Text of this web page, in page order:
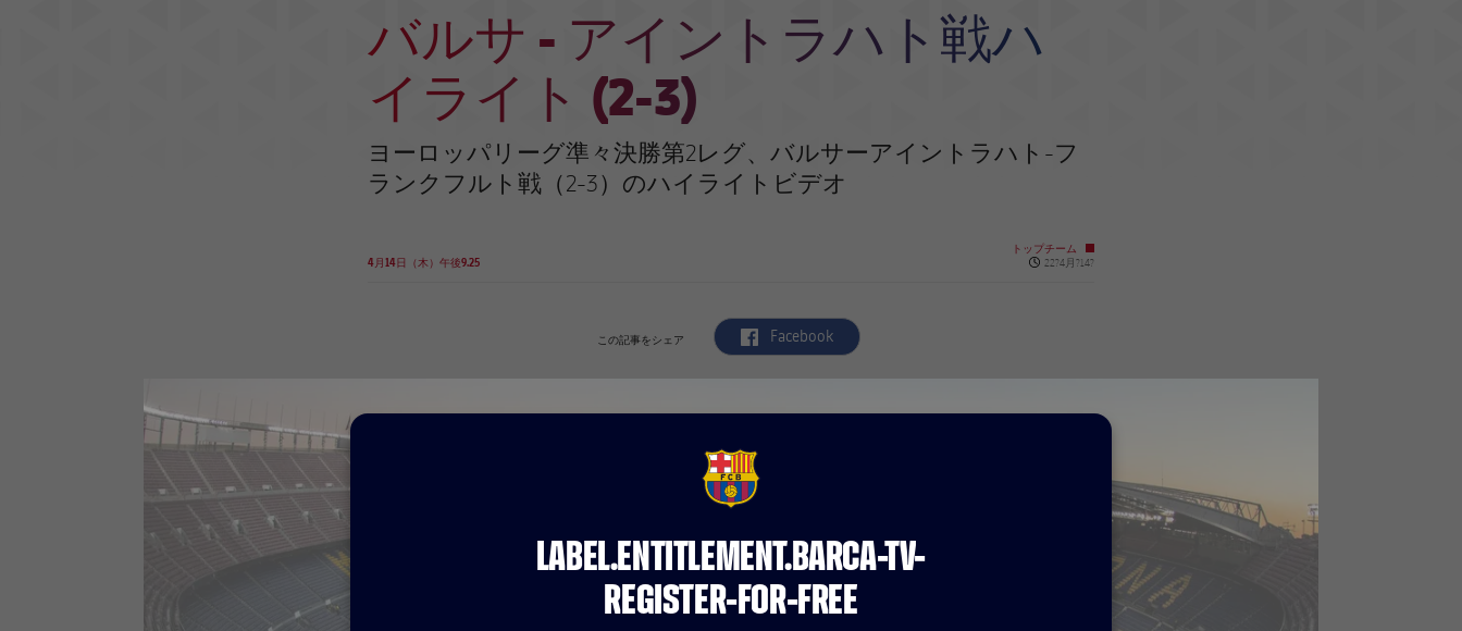
バルサ - アイントラハト戦ハ
イライト (2-3)
ヨーロッパリーグ準々決勝第2レグ、バルサーアイントラハト-フ
ランクフルト戦（2-3）のハイライトビデオ
4月14日（木）午後9.25
トップチーム
Published news
22?4月?14?
この記事をシェア label.aria.facebook
Facebook
FCB Barcelona badge
LABEL.ENTITLEMENT.BARCA-TV-
REGISTER-FOR-FREE